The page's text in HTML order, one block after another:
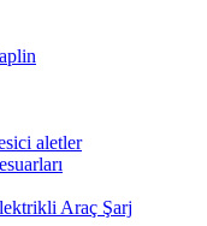
aletler
Araç Şarj